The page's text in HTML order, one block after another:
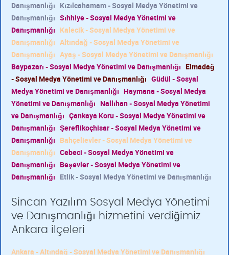
Danışmanlığı Kızılcahamam - Sosyal Medya Yönetimi ve
Danışmanlığı Sıhhiye - Sosyal Medya Yönetimi ve
Danışmanlığı Kalecik - Sosyal Medya Yönetimi ve
Danışmanlığı Altındağ - Sosyal Medya Yönetimi ve
Danışmanlığı Ayaş - Sosyal Medya Yönetimi ve Danışmanlığı
Baypazarı - Sosyal Medya Yönetimi ve Danışmanlığı Elmadağ
- Sosyal Medya Yönetimi ve Danışmanlığı Güdül - Sosyal
Medya Yönetimi ve Danışmanlığı Haymana - Sosyal Medya
Yönetimi ve Danışmanlığı Nallıhan - Sosyal Medya Yönetimi
ve Danışmanlığı Çankaya Koru - Sosyal Medya Yönetimi ve
Danışmanlığı Şereflikoçhisar - Sosyal Medya Yönetimi ve
Danışmanlığı Bahçelievler - Sosyal Medya Yönetimi ve
Danışmanlığı Cebeci - Sosyal Medya Yönetimi ve
Danışmanlığı Beşevler - Sosyal Medya Yönetimi ve
Danışmanlığı Etlik - Sosyal Medya Yönetimi ve Danışmanlığı
Sincan Yazılım Sosyal Medya Yönetimi
ve Danışmanlığı hizmetini verdiğimiz
Ankara ilçeleri
Ankara - Altındağ - Sosyal Medya Yönetimi ve Danışmanlığı